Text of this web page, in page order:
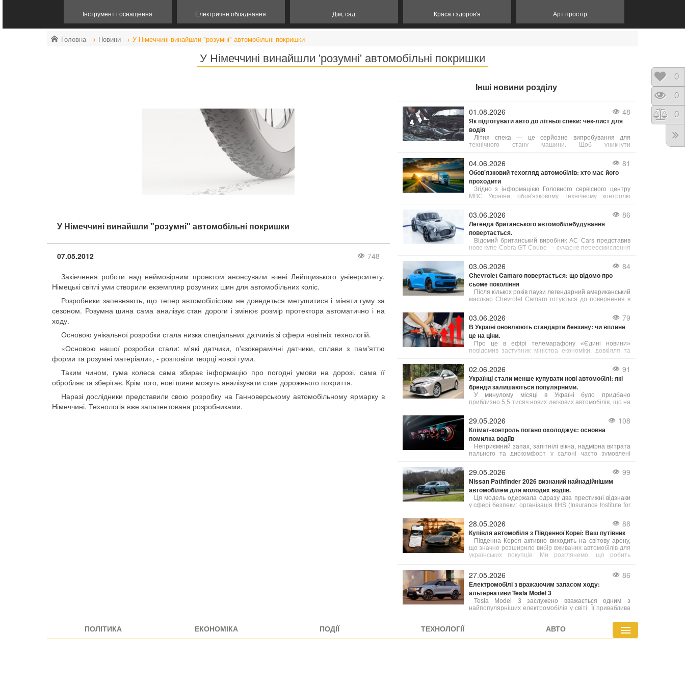
Інструмент і оснащення Електричне обладнання Дім, сад Краса і здоров'я Арт простір
Головна Новини У Німеччині винайшли "розумні" автомобільні покришки
У Німеччині винайшли 'розумні' автомобільні покришки
У Німеччині винайшли "розумні" автомобільні покришки
07.05.2012
748
Закінчення роботи над неймовірним проектом анонсували вчені Лейпцизького університету.
Німецькі світлі уми створили екземпляр розумних шин для автомобільних коліс.
Розробники запевняють, що тепер автомобілістам не доведеться метушитися і міняти гуму за
сезоном. Розумна шина сама аналізує стан дороги і змінює розмір протектора автоматично і на
ходу.
Основою унікальної розробки стала низка спеціальних датчиків зі сфери новітніх технологій.
«Основою нашої розробки стали: м'які датчики, п'єзокерамічні датчики, сплави з пам'яттю
форми та розумні матеріали», - розповіли творці нової гуми.
Таким чином, гума колеса сама збирає інформацію про погодні умови на дорозі, сама її
обробляє та зберігає. Крім того, нові шини можуть аналізувати стан дорожнього покриття.
Наразі дослідники представили свою розробку на Ганноверському автомобільному ярмарку в
Німеччині. Технологія вже запатентована розробниками.
Інші новини розділу
01.08.2026 48
Як підготувати авто до літньої спеки: чек-лист для
водія
Літня спека — це серйозне випробування для
технічного стану машини. Щоб уникнути
04.06.2026 81
Обов'язковий техогляд автомобілів: хто має його
проходити
Згідно з інформацією Головного сервісного центру
МВС України, обов'язковому технічному контролю
03.06.2026 86
Легенда британського автомобілебудування
повертається.
Відомий британський виробник AC Cars представив
нове купе Cobra GT Coupe — сучасне переосмислення
03.06.2026 84
Chevrolet Camaro повертається: що відомо про
сьоме покоління
Після кількох років паузи легендарний американський
маслкар Chevrolet Camaro готується до повернення в
General Motors, компанія активно розробляє сьоме
покоління культового спорткара.
03.06.2026 79
В Україні оновлюють стандарти бензину: чи вплине
це на ціни.
Про це в ефірі телемарафону «Єдині новини»
повідомив заступник міністра економіки, довкілля та
02.06.2026 91
Українці стали менше купувати нові автомобілі: які
бренди залишаються популярними.
У минулому місяці в Україні було придбано
приблизно 5,5 тисяч нових легкових автомобілів, що на
порівнянні з квітнем 2026 року попит на нові авто
також знизився на 11%.
29.05.2026 108
Клімат-контроль погано охолоджує: основна
помилка водіїв
Неприємний запах, запітнілі вікна, надмірна витрата
пального та дискомфорт у салоні часто зумовлені
водіїв вмикають систему на максимум, не
усвідомлюючи, що це може негативно впливати не
лише на комфорт, а й на сам автомобіль.
29.05.2026 99
Nissan Pathfinder 2026 визнаний найнадійнішим
автомобілем для молодих водіїв.
Ця модель одержала одразу два престижні відзнаки
у сфері безпеки: організація IIHS (Insurance Institute for
включили її до щорічного рейтингу «Найкращі нові авто
для підлітків». Це визнання збіглося з рекордними
роздрібними продажами автомобіля у квітні.
28.05.2026 88
Купівля автомобіля з Південної Кореї: Ваш путівник
Південна Корея активно виходить на світову арену,
що значно розширило вибір вживаних автомобілів для
українських покупців. Ми розглянемо, що робить
27.05.2026 86
Електромобілі з вражаючим запасом ходу:
альтернативи Tesla Model 3
Tesla Model 3 заслужено вважається одним з
найпопулярніших електромобілів у світі. Її приваблива
EPA) зробили її бестселером. Однак, Model 3 не є
лідером за дальністю пробігу, і на ринку існують
моделі, здатні подолати значно більші відстані на
ПОЛІТИКА ЕКОНОМІКА ПОДІЇ ТЕХНОЛОГІЇ АВТО
0
0
0